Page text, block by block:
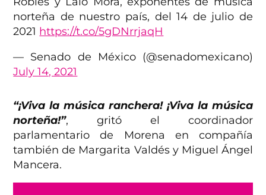
norteña de nuestro país, del 14 de julio de
2021 https://t.co/5gDNrrjaqH
— Senado de México (@senadomexicano)
July 14, 2021
“¡Viva la música ranchera! ¡Viva la música
norteña!”, gritó el coordinador
parlamentario de Morena en compañía
también de Margarita Valdés y Miguel Ángel
Mancera.